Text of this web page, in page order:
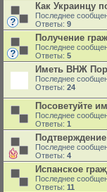
Как Украинцу
Последнее
Ответы: 9
Получение
Последнее
Ответы: 5
Иметь ВНЖ
Последнее
Ответы: 24
Посоветуйте
Последнее
Ответы: 1
Последнее
Ответы: 4
Испанское
Последнее
Ответы: 11